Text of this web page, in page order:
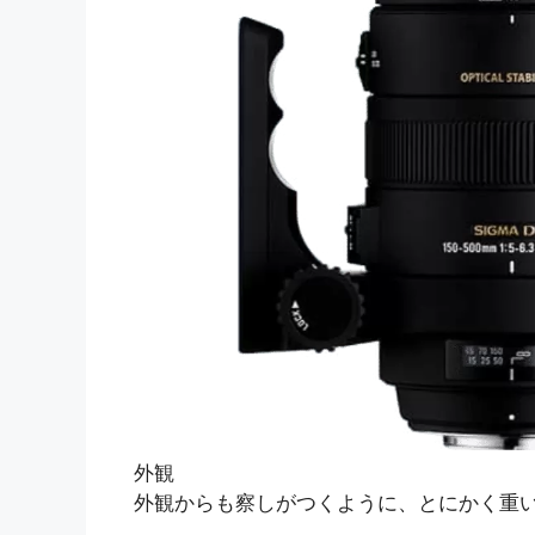
外観
外観からも察しがつくように、とにかく重